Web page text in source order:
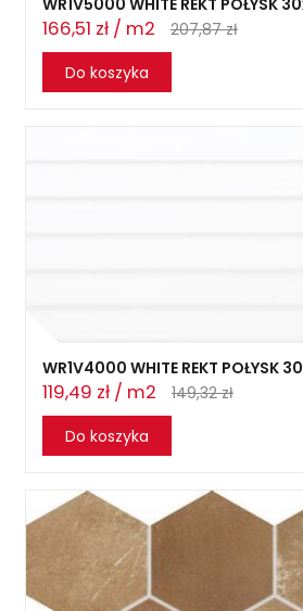
WR1V5000 WHITE REKT POŁYSK
166,51 zł / m2
207,87 zł
Do koszyka
WR1V4000 WHITE REKT POŁYSK
119,49 zł / m2
149,32 zł
Do koszyka